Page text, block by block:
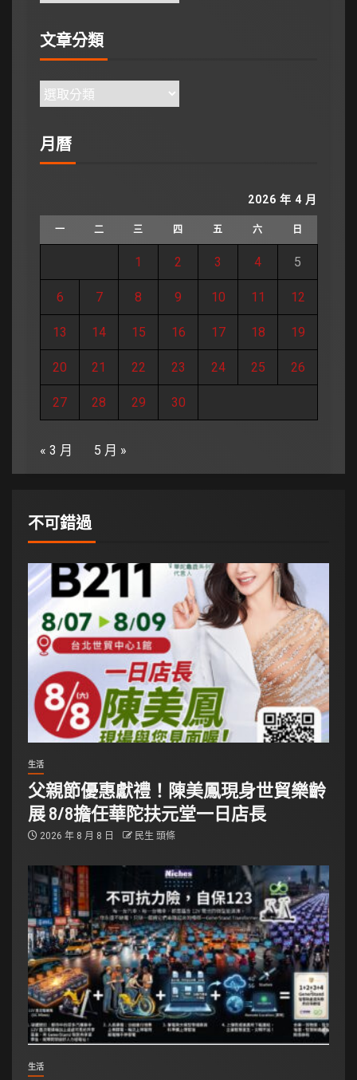
文章分類
月曆
2026 年 4 月
一 二 三 四 五 六 日
1 2 3 4 5
6 7 8 9 10 11 12
13 14 15 16 17 18 19
20 21 22 23 24 25 26
27 28 29 30
« 3 月 5 月 »
不可錯過
生活
父親節優惠獻禮！陳美鳳現身世貿樂齡
展 8/8擔任華陀扶元堂一日店長
2026 年 8 月 8 日 民生 頭條
生活